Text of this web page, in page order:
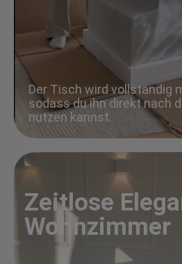
Der Tisch wird vollständig
sodass du ihn direkt nach
nutzen kannst.
Zeitlose
Wohnzimmer